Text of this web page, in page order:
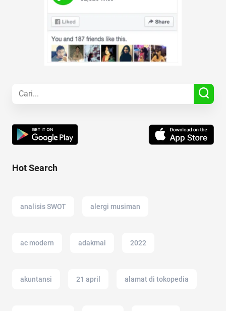
Hot Search
analisis SWOT alergi musiman
ac modern adakmai 2022
akuntansi 21 april alamat di tokopedia